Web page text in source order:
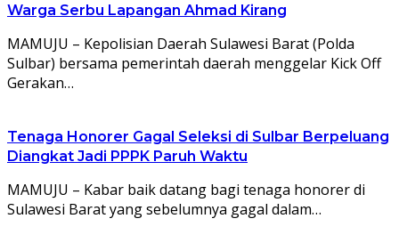
Warga Serbu Lapangan Ahmad Kirang
MAMUJU – Kepolisian Daerah Sulawesi Barat (Polda
Sulbar) bersama pemerintah daerah menggelar Kick Off
Gerakan…
Tenaga Honorer Gagal Seleksi di Sulbar Berpeluang
Diangkat Jadi PPPK Paruh Waktu
MAMUJU – Kabar baik datang bagi tenaga honorer di
Sulawesi Barat yang sebelumnya gagal dalam…